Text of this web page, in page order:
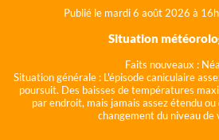
Publié le mardi 6 août 2026 à
Situation
Faits nouveaux :
Situation générale : L'épisode caniculaire
poursuit. Des baisses de températures
par endroit, mais jamais assez étendu
changement du niveau de